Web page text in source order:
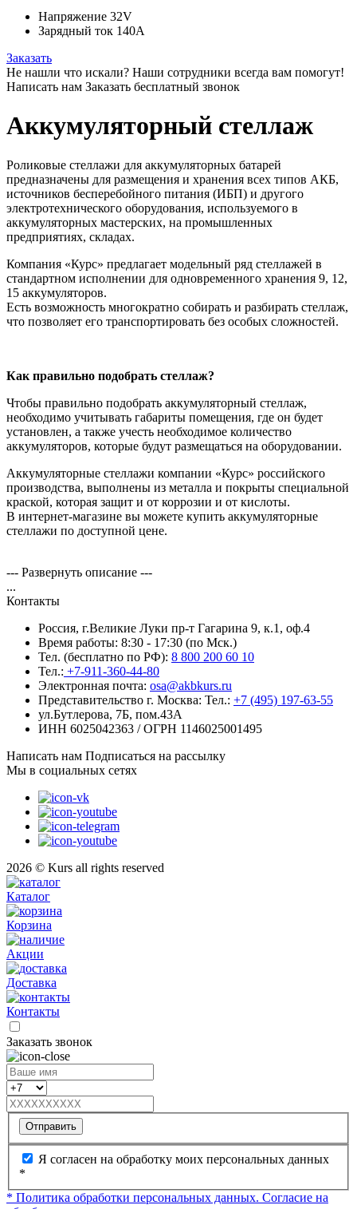
Напряжение 32V
Зарядный ток 140A
Заказать
Не нашли что искали? Наши сотрудники всегда вам помогут!
Написать нам Заказать бесплатный звонок
Аккумуляторный стеллаж
Роликовые стеллажи для аккумуляторных батарей
предназначены для размещения и хранения всех типов АКБ,
источников бесперебойного питания (ИБП) и другого
электротехнического оборудования, используемого в
аккумуляторных мастерских, на промышленных
предприятиях, складах.
Компания «Курс» предлагает модельный ряд стеллажей в
стандартном исполнении для одновременного хранения 9, 12,
15 аккумуляторов.
Есть возможность многократно собирать и разбирать стеллаж,
что позволяет его транспортировать без особых сложностей.
Как правильно подобрать стеллаж?
Чтобы правильно подобрать аккумуляторный стеллаж,
необходимо учитывать габариты помещения, где он будет
установлен, а также учесть необходимое количество
аккумуляторов, которые будут размещаться на оборудовании.
Аккумуляторные стеллажи компании «Курс» российского
производства, выполнены из металла и покрыты специальной
краской, которая защит и от коррозии и от кислоты.
В интернет-магазине вы можете купить аккумуляторные
стеллажи по доступной цене.
--- Развернуть описание ---
...
Контакты
Россия, г.Великие Луки пр-т Гагарина 9, к.1, оф.4
Время работы: 8:30 - 17:30 (по Мск.)
Тел. (бесплатно по РФ): 8 800 200 60 10
Тел.: +7-911-360-44-80
Электронная почта: osa@akbkurs.ru
Представительство г. Москва: Тел.: +7 (495) 197-63-55
ул.Бутлерова, 7Б, пом.43А
ИНН 6025042363 / ОГРН 1146025001495
Написать нам Подписаться на рассылку
Мы в социальных сетях
2026 © Kurs all rights reserved
Каталог
Корзина
Акции
Доставка
Контакты
Заказать звонок
Отправить
Я согласен на обработку моих персональных данных
*
* Политика обработки персональных данных. Согласие на